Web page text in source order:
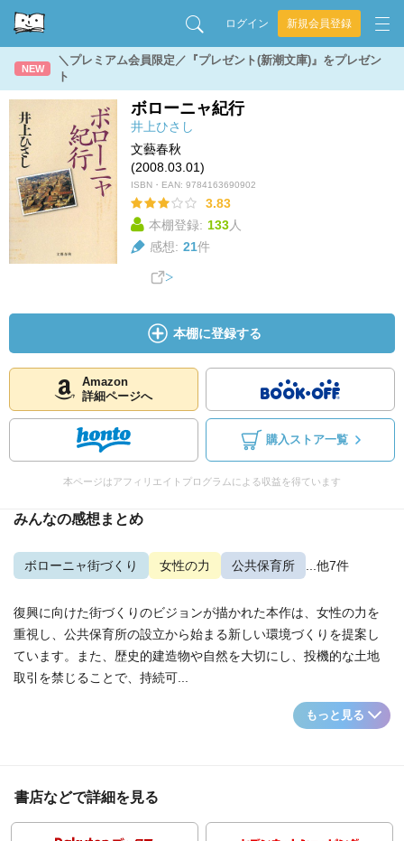
ログイン 新規会員登録
NEW
＼プレミアム会員限定／『プレゼント(新潮文庫)』をプレゼン
ト
ボローニャ紀行
井上ひさし
文藝春秋
(2008.03.01)
ISBN・EAN: 9784163690902
3.83
本棚登録: 133人
感想: 21件
本棚に登録する
Amazon
詳細ページへ
購入ストア一覧
本ページはアフィリエイトプログラムによる収益を得ています
みんなの感想まとめ
ボローニャ街づくり 女性の力 公共保育所 ...他7件
復興に向けた街づくりのビジョンが描かれた本作は、女性の力を
重視し、公共保育所の設立から始まる新しい環境づくりを提案し
ています。また、歴史的建造物や自然を大切にし、投機的な土地
取引を禁じることで、持続可...
もっと見る
書店などで詳細を見る